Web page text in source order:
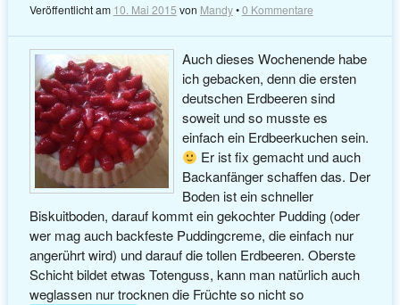
Veröffentlicht am 10. Mai 2015 von Mandy•0 Kommentare
Auch dieses Wochenende habe
ich gebacken, denn die ersten
deutschen Erdbeeren sind
soweit und so musste es
einfach ein Erdbeerkuchen sein.
Er ist fix gemacht und auch
Backanfänger schaffen das. Der
Boden ist ein schneller
Biskuitboden, darauf kommt ein gekochter Pudding (oder
wer mag auch backfeste Puddingcreme, die einfach nur
angerührt wird) und darauf die tollen Erdbeeren. Oberste
Schicht bildet etwas Totenguss, kann man natürlich auch
weglassen nur trocknen die Früchte so nicht so